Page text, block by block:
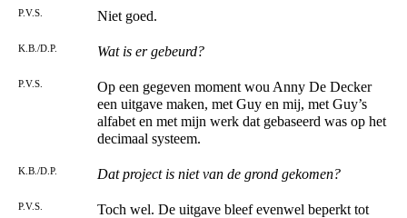
P.V.S. Niet goed.
K.B./D.P. Wat is er gebeurd?
P.V.S.
Op een gegeven moment wou Anny De Decker
een uitgave maken, met Guy en mij, met Guy’s
alfabet en met mijn werk dat gebaseerd was op het
decimaal systeem.
K.B./D.P. Dat project is niet van de grond gekomen?
P.V.S.
Toch wel. De uitgave bleef evenwel beperkt tot